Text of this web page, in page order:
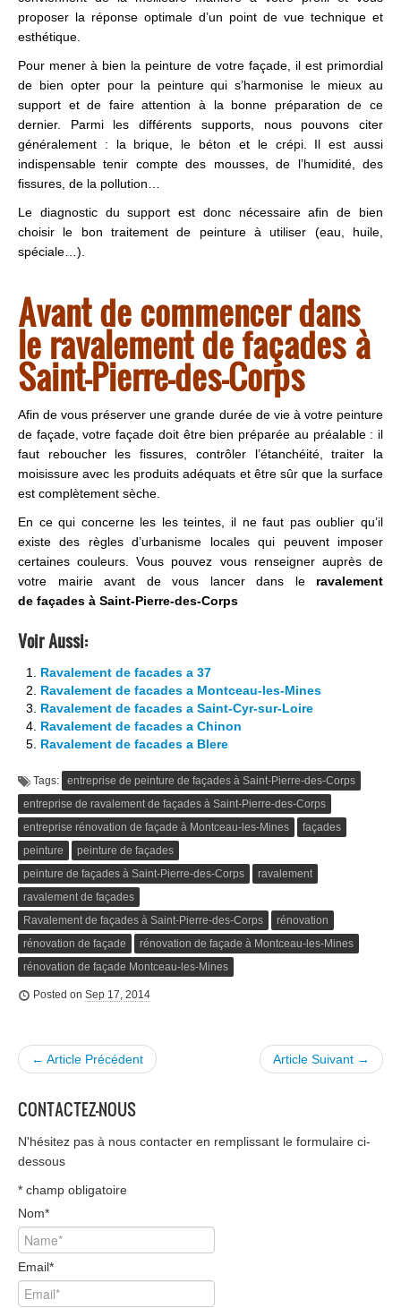
proposer la réponse optimale d’un point de vue technique et
esthétique.
Pour mener à bien la peinture de votre façade, il est primordial
de bien opter pour la peinture qui s’harmonise le mieux au
support et de faire attention à la bonne préparation de ce
dernier. Parmi les différents supports, nous pouvons citer
généralement : la brique, le béton et le crépi. Il est aussi
indispensable tenir compte des mousses, de l’humidité, des
fissures, de la pollution…
Le diagnostic du support est donc nécessaire afin de bien
choisir le bon traitement de peinture à utiliser (eau, huile,
spéciale…).
Avant de commencer dans
le ravalement de façades à
Saint-Pierre-des-Corps
Afin de vous préserver une grande durée de vie à votre peinture
de façade, votre façade doit être bien préparée au préalable : il
faut reboucher les fissures, contrôler l’étanchéité, traiter la
moisissure avec les produits adéquats et être sûr que la surface
est complètement sèche.
En ce qui concerne les les teintes, il ne faut pas oublier qu’il
existe des règles d’urbanisme locales qui peuvent imposer
certaines couleurs. Vous pouvez vous renseigner auprès de
votre mairie avant de vous lancer dans le ravalement
de façades à Saint-Pierre-des-Corps
Voir Aussi:
Ravalement de facades a 37
Ravalement de facades a Montceau-les-Mines
Ravalement de facades a Saint-Cyr-sur-Loire
Ravalement de facades a Chinon
Ravalement de facades a Blere
Tags:
entreprise de peinture de façades à Saint-Pierre-des-Corps
entreprise de ravalement de façades à Saint-Pierre-des-Corps
entreprise rénovation de façade à Montceau-les-Mines
façades
peinture
peinture de façades
peinture de façades à Saint-Pierre-des-Corps
ravalement
ravalement de façades
Ravalement de façades à Saint-Pierre-des-Corps
rénovation
rénovation de façade
rénovation de façade à Montceau-les-Mines
rénovation de façade Montceau-les-Mines
Posted on Sep 17, 2014
← Article Précédent Article Suivant →
CONTACTEZ-NOUS
N'hésitez pas à nous contacter en remplissant le formulaire ci-
dessous
* champ obligatoire
Nom*
Email*